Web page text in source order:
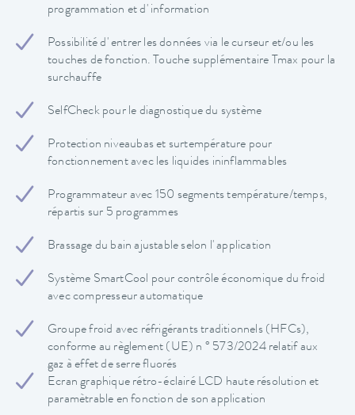
programmation et d' information
Possibilité d' entrer les données via le curseur et/ou les
touches de fonction. Touche supplémentaire Tmax pour la
surchauffe
SelfCheck pour le diagnostique du système
Protection niveaubas et surtempérature pour
fonctionnement avec les liquides ininflammables
Programmateur avec 150 segments température/temps,
répartis sur 5 programmes
Brassage du bain ajustable selon l' application
Système SmartCool pour contrôle économique du froid
avec compresseur automatique
Groupe froid avec réfrigérants traditionnels (HFCs),
conforme au règlement (UE) n ° 573/2024 relatif aux
gaz à effet de serre fluorés
Ecran graphique rétro-éclairé LCD haute résolution et
paramètrable en fonction de son application